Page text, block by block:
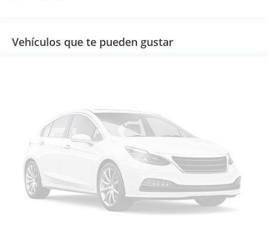
Vehículos que te pueden gustar